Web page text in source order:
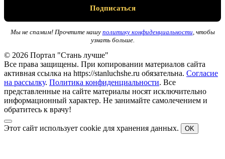
Мы не спамим! Прочтите нашу политику конфиденциальности, чтобы
узнать больше.
© 2026 Портал "Стань лучше"
Все права защищены. При копировании материалов сайта
активная ссылка на https://stanluchshe.ru обязательна. Согласие
на рассылку. Политика конфиденциальности. Все
представленные на сайте материалы носят исключительно
информационный характер. Не занимайте самолечением и
обратитесь к врачу!
Этот сайт использует cookie для хранения данных. OK